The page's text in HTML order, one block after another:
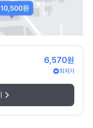
6,570원
최저가